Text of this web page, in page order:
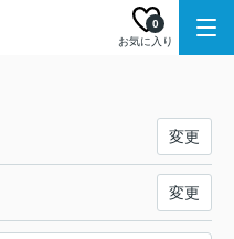
お気に入り
0
変更
変更